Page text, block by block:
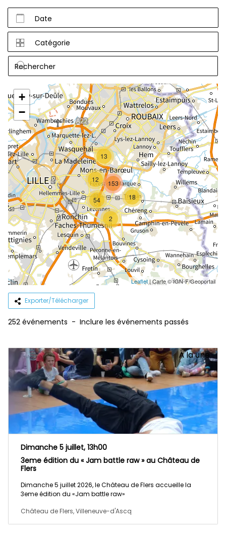
Date
Catégorie
54
2
18
12
13
153
+
−
Leaflet|Carte © IGN-F/Geoportail
Exporter/Télécharger
252 événements - Inclure les événements passés
À la une
Dimanche 5 juillet, 13h00
3eme édition du « Jam battle raw » au Château de
Flers
Dimanche 5 juillet 2026, le Château de Flers accueille la
3eme édition du «Jam battle raw»
Château de Flers, Villeneuve-d'Ascq